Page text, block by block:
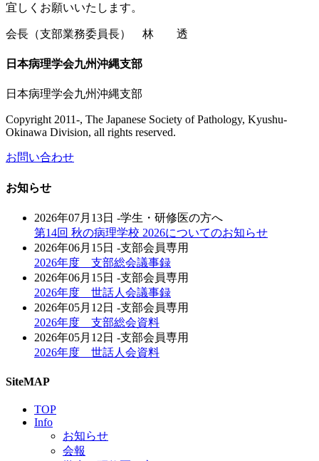
宜しくお願いいたします。
会長（支部業務委員長） 林 透
日本病理学会九州沖縄支部
日本病理学会九州沖縄支部
Copyright 2011-, The Japanese Society of Pathology, Kyushu-
Okinawa Division, all rights reserved.
お問い合わせ
お知らせ
2026年07月13日 -学生・研修医の方へ
第14回 秋の病理学校 2026についてのお知らせ
2026年06月15日 -支部会員専用
2026年度 支部総会議事録
2026年06月15日 -支部会員専用
2026年度 世話人会議事録
2026年05月12日 -支部会員専用
2026年度 支部総会資料
2026年05月12日 -支部会員専用
2026年度 世話人会資料
SiteMAP
TOP
Info
お知らせ
会報